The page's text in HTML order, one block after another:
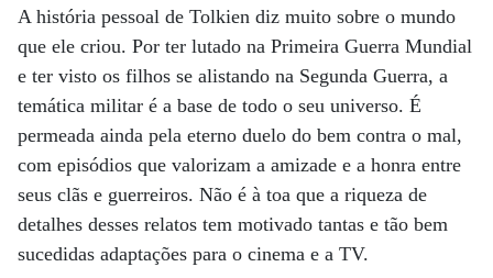
A história pessoal de Tolkien diz muito sobre o mundo
que ele criou. Por ter lutado na Primeira Guerra Mundial
e ter visto os filhos se alistando na Segunda Guerra, a
temática militar é a base de todo o seu universo. É
permeada ainda pela eterno duelo do bem contra o mal,
com episódios que valorizam a amizade e a honra entre
seus clãs e guerreiros. Não é à toa que a riqueza de
detalhes desses relatos tem motivado tantas e tão bem
sucedidas adaptações para o cinema e a TV.